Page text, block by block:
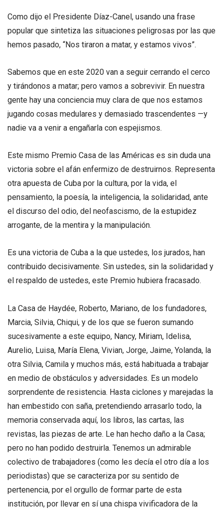
Como dijo el Presidente Díaz-Canel, usando una frase
popular que sintetiza las situaciones peligrosas por las que
hemos pasado, “Nos tiraron a matar, y estamos vivos”.
Sabemos que en este 2020 van a seguir cerrando el cerco
y tirándonos a matar; pero vamos a sobrevivir. En nuestra
gente hay una conciencia muy clara de que nos estamos
jugando cosas medulares y demasiado trascendentes —y
nadie va a venir a engañarla con espejismos.
Este mismo Premio Casa de las Américas es sin duda una
victoria sobre el afán enfermizo de destruirnos. Representa
otra apuesta de Cuba por la cultura, por la vida, el
pensamiento, la poesía, la inteligencia, la solidaridad, ante
el discurso del odio, del neofascismo, de la estupidez
arrogante, de la mentira y la manipulación.
Es una victoria de Cuba a la que ustedes, los jurados, han
contribuido decisivamente. Sin ustedes, sin la solidaridad y
el respaldo de ustedes, este Premio hubiera fracasado.
La Casa de Haydée, Roberto, Mariano, de los fundadores,
Marcia, Silvia, Chiqui, y de los que se fueron sumando
sucesivamente a este equipo, Nancy, Miriam, Idelisa,
Aurelio, Luisa, María Elena, Vivian, Jorge, Jaime, Yolanda, la
otra Silvia, Camila y muchos más, está habituada a trabajar
en medio de obstáculos y adversidades. Es un modelo
sorprendente de resistencia. Hasta ciclones y marejadas la
han embestido con saña, pretendiendo arrasarlo todo, la
memoria conservada aquí, los libros, las cartas, las
revistas, las piezas de arte. Le han hecho daño a la Casa;
pero no han podido destruirla. Tenemos un admirable
colectivo de trabajadores (como les decía el otro día a los
periodistas) que se caracteriza por su sentido de
pertenencia, por el orgullo de formar parte de esta
institución, por llevar en sí una chispa vivificadora de la